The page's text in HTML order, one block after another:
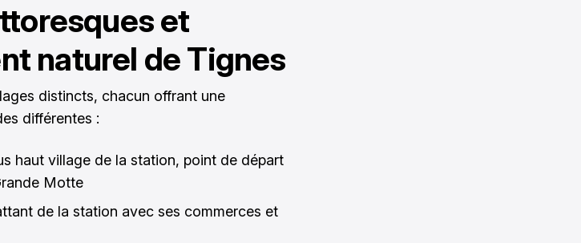
et
naturel de Tignes
distincts, chacun offrant une
différentes :
haut village de la station, point de départ
Motte
de la station avec ses commerces et